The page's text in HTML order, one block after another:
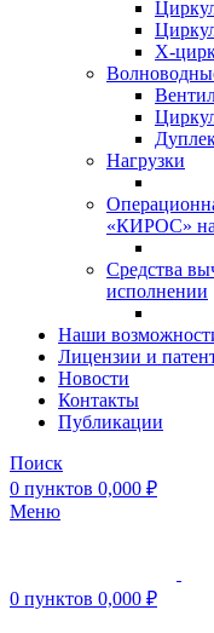
Х-
Нагрузки
«КИРОС» на
Средства
исполнении
Наши
Лицензии и
Новости
Контакты
Публикации
Поиск
0 пунктов 0,000 ₽
Меню
0 пунктов 0,000 ₽